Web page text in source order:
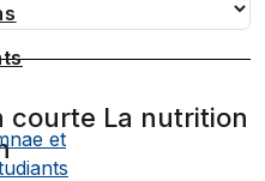
et
courte La nutrition